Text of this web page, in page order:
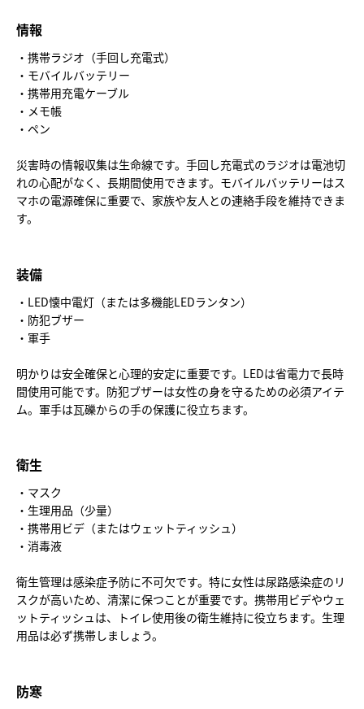
情報
・携帯ラジオ（手回し充電式）
・モバイルバッテリー
・携帯用充電ケーブル
・メモ帳
・ペン
災害時の情報収集は生命線です。手回し充電式のラジオは電池切
れの心配がなく、長期間使用できます。モバイルバッテリーはス
マホの電源確保に重要で、家族や友人との連絡手段を維持できま
す。
装備
・LED懐中電灯（または多機能LEDランタン）
・防犯ブザー
・軍手
明かりは安全確保と心理的安定に重要です。LEDは省電力で長時
間使用可能です。防犯ブザーは女性の身を守るための必須アイテ
ム。軍手は瓦礫からの手の保護に役立ちます。
衛生
・マスク
・生理用品（少量）
・携帯用ビデ（またはウェットティッシュ）
・消毒液
衛生管理は感染症予防に不可欠です。特に女性は尿路感染症のリ
スクが高いため、清潔に保つことが重要です。携帯用ビデやウェ
ットティッシュは、トイレ使用後の衛生維持に役立ちます。生理
用品は必ず携帯しましょう。
防寒